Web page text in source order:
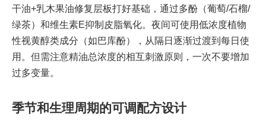
干油+乳木果油修复层板打好基础，通过多酚（葡萄/石榴/
绿茶）和维生素E抑制皮脂氧化。夜间可使用低浓度植物
性视黄醇类成分（如巴库酚），从隔日逐渐过渡到每日使
用。但需注意精油总浓度的相互刺激原则，一次不要增加
过多变量。
季节和生理周期的可调配方设计